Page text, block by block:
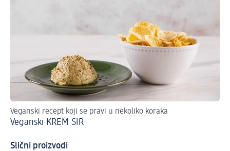
Veganski recept koji se pravi u nekoliko koraka
Veganski KREM SIR
Slični proizvodi